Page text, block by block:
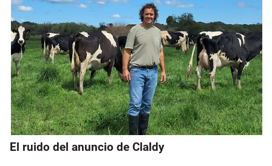
El ruido del anuncio de Claldy